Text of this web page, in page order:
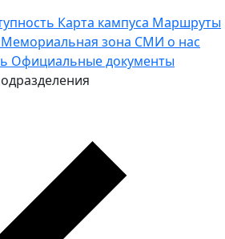
Карта кампуса Маршруты
Мемориальная зона СМИ о нас
Официальные документы